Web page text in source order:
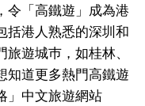
令「高鐵遊」成為港
括港人熟悉的深圳和
遊城巿，如桂林、
知道更多熱門高鐵遊
」中文旅遊網站